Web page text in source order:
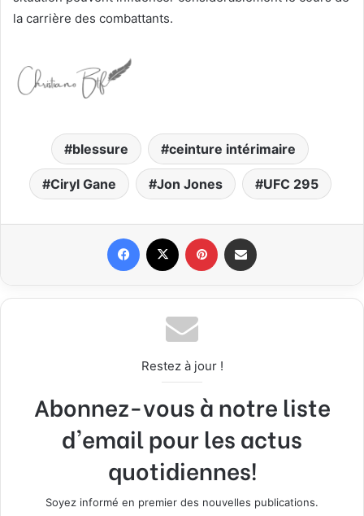
la carrière des combattants.
blessure ceinture intérimaire
Ciryl Gane Jon Jones UFC 295
Restez à jour !
Abonnez-vous à notre liste
d'email pour les actus
quotidiennes!
Soyez informé en premier des nouvelles publications.